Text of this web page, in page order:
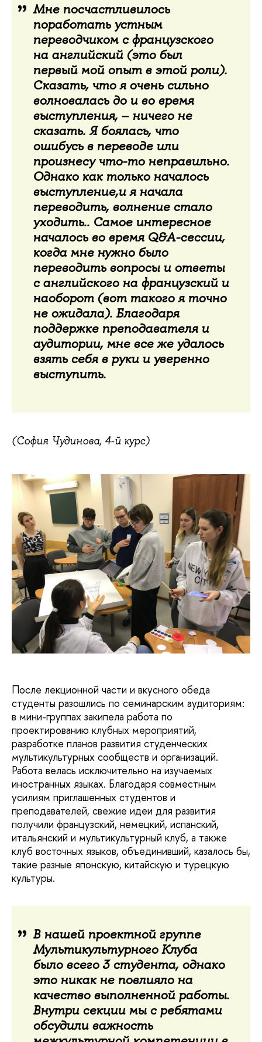
Мне посчастливилось
поработать устным
переводчиком с французского
на английский (это был
первый мой опыт в этой роли).
Сказать, что я очень сильно
волновалась до и во время
выступления, – ничего не
сказать. Я боялась, что
ошибусь в переводе или
произнесу что-то неправильно.
Однако как только началось
выступление,и я начала
переводить, волнение стало
уходить.. Самое интересное
началось во время Q&A-сессии,
когда мне нужно было
переводить вопросы и ответы
с английского на французский и
наоборот (вот такого я точно
не ожидала). Благодаря
поддержке преподавателя и
аудитории, мне все же удалось
взять себя в руки и уверенно
выступить.
(София Чудинова, 4-й курс)
После лекционной части и вкусного обеда
студенты разошлись по семинарским аудиториям:
в мини-группах закипела работа по
проектированию клубных мероприятий,
разработке планов развития студенческих
мультикультурных сообществ и организаций.
Работа велась исключительно на изучаемых
иностранных языках. Благодаря совместным
усилиям приглашенных студентов и
преподавателей, свежие идеи для развития
получили французский, немецкий, испанский,
итальянский и мультикультурный клуб, а также
клуб восточных языков, объединивший, казалось бы,
такие разные японскую, китайскую и турецкую
культуры.
В нашей проектной группе
Мультикультурного Клуба
было всего 3 студента, однако
это никак не повлияло на
качество выполненной работы.
Внутри секции мы с ребятами
обсудили важность